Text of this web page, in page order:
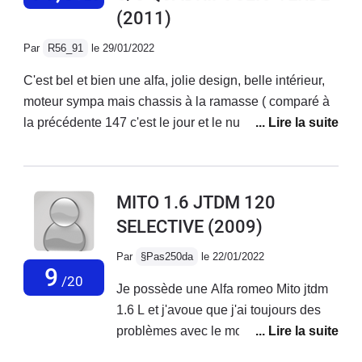
mais ce n'est pas la plupart du temps...Voiture assez
confortable.Très belle sonorité qui donne envie
d'accélerer, même avec la ligne d'origine.Enfin
magnifique design, c'est une voiture très belle à
regarder.
(2011)
Par R56_91 le 29/01/2022
C'est bel et bien une alfa, jolie design, belle intérieur,
moteur sympa mais chassis à la ramasse ( comparé à
la précédente 147 c'est le jour et le nuit...) Fiabilité à
km...).Je ne l'ai finalement gardé seulement 1 an.2000
du haut moteur (multi air) et entretien classique suite à
quoi une conductrice à gentiment mis fin à mes
souffrances en me refusant une priorité... RIP la mito :)
9 /20
MITO 1.6 JTDM 120
SELECTIVE (2009)
Par §Pas250da le 22/01/2022
Je possède une Alfa romeo Mito jtdm
1.6 L et j'avoue que j'ai toujours des
problèmes avec le moteur au quel